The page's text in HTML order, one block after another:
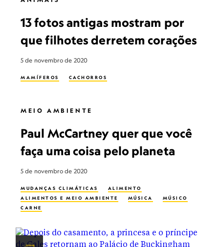
13 fotos antigas mostram por
que filhotes derretem corações
5 de novembro de 2020
MAMÍFEROS CACHORROS
MEIO AMBIENTE
Paul McCartney quer que você
faça uma coisa pelo planeta
5 de novembro de 2020
MUDANÇAS CLIMÁTICAS
ALIMENTO
ALIMENTOS E MEIO AMBIENTE
MÚSICA
MÚSICO
CARNE